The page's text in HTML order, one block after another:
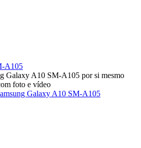
A105
Galaxy A10 SM-A105 por si mesmo
foto e vídeo
Galaxy A10 SM-A105